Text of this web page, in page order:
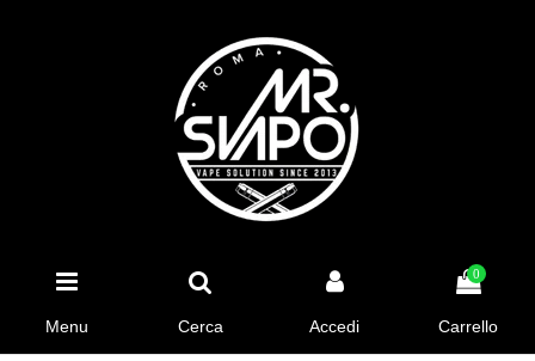
Menu Cerca Accedi
0
Carrello